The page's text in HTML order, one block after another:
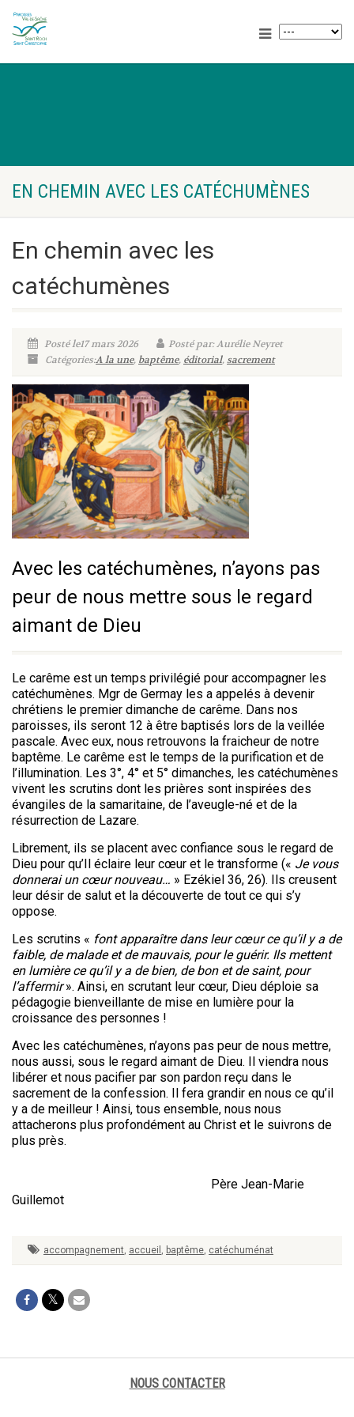
EN CHEMIN AVEC LES CATÉCHUMÈNES
En chemin avec les
catéchumènes
Posté le17 mars 2026
Posté par: Aurélie Neyret
Catégories:A la une, baptême, éditorial,sacrement
Avec les catéchumènes, n’ayons pas
peur de nous mettre sous le regard
aimant de Dieu
Le carême est un temps privilégié pour accompagner les
catéchumènes. Mgr de Germay les a appelés à devenir
chrétiens le premier dimanche de carême. Dans nos
paroisses, ils seront 12 à être baptisés lors de la veillée
pascale. Avec eux, nous retrouvons la fraicheur de notre
baptême. Le carême est le temps de la purification et de
l’illumination. Les 3°, 4° et 5° dimanches, les catéchumènes
vivent les scrutins dont les prières sont inspirées des
évangiles de la samaritaine, de l’aveugle-né et de la
résurrection de Lazare.
Librement, ils se placent avec confiance sous le regard de
Dieu pour qu’Il éclaire leur cœur et le transforme (« Je vous
donnerai un cœur nouveau… » Ezékiel 36, 26). Ils creusent
leur désir de salut et la découverte de tout ce qui s’y
oppose.
Les scrutins « font apparaître dans leur cœur ce qu’il y a de
faible, de malade et de mauvais, pour le guérir. Ils mettent
en lumière ce qu’il y a de bien, de bon et de saint, pour
l’affermir». Ainsi, en scrutant leur cœur, Dieu déploie sa
pédagogie bienveillante de mise en lumière pour la
croissance des personnes !
Avec les catéchumènes, n’ayons pas peur de nous mettre,
nous aussi, sous le regard aimant de Dieu. Il viendra nous
libérer et nous pacifier par son pardon reçu dans le
sacrement de la confession. Il fera grandir en nous ce qu’il
y a de meilleur ! Ainsi, tous ensemble, nous nous
attacherons plus profondément au Christ et le suivrons de
plus près.
Père Jean-Marie
Guillemot
accompagnement, accueil , baptême, catéchuménat
NOUS CONTACTER